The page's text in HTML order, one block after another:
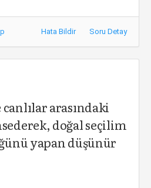
Hata Bildir Soru Detay
arasındaki
doğal seçilim
yapan düşünür